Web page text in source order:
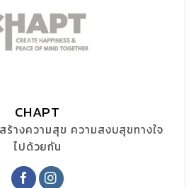
CHAPT
ร้างความสุข ความสงบสุขทางใจ
ไปด้วยกัน